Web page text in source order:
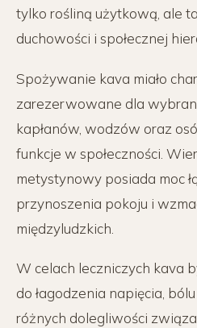
tylko rośliną użytkową, ale
duchowości i społecznej
Spożywanie kava miało
zarezerwowane dla
kapłanów, wodzów oraz
funkcje w społeczności.
metystynowy posiada moc
przynoszenia pokoju i
międzyludzkich.
W celach leczniczych kava
do łagodzenia napięcia,
różnych dolegliwości